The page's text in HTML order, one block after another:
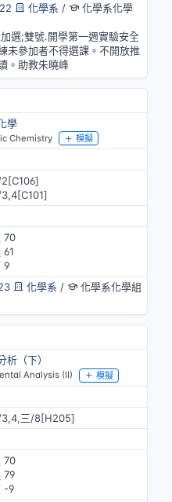
化學系 /
化學系化學
選;雙號.開學第一週實驗安全
未參加者不得選課。不開放推
。助教朱曉峰
學
Chemistry 模擬
70
61
9
化學系 /
化學系化學組
析（下）
Analysis (II) 模擬
3,4,三/8[H205]
70
79
-9